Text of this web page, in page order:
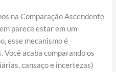
na Comparação Ascendente
parece estar em um
esse mecanismo é
acaba comparando os
cansaço e incertezas)